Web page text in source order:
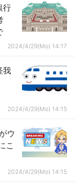
行
2024/4/29(Mo) 14:17
我
2024/4/29(Mo) 14:15
ウ
こ
2024/4/29(Mo) 14:15